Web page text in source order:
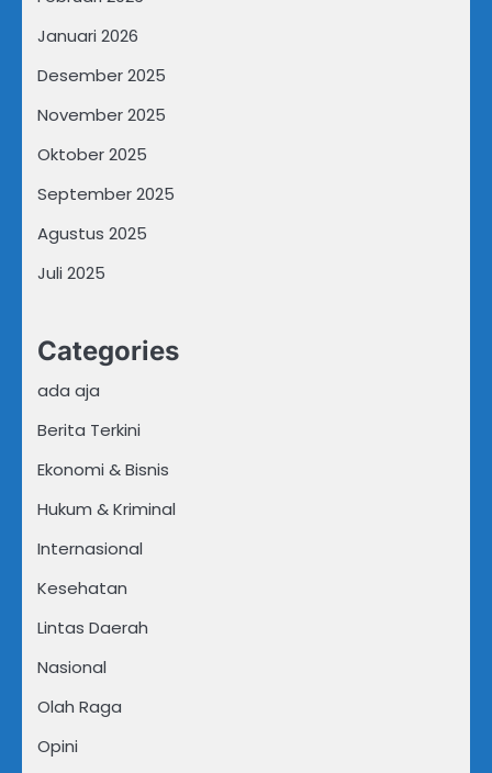
Januari 2026
Desember 2025
November 2025
Oktober 2025
September 2025
Agustus 2025
Juli 2025
Categories
ada aja
Berita Terkini
Ekonomi & Bisnis
Hukum & Kriminal
Internasional
Kesehatan
Lintas Daerah
Nasional
Olah Raga
Opini